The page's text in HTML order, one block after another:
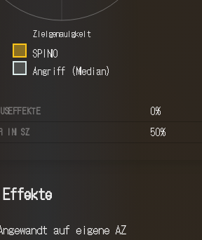
Zielgenauigkeit
SPINO
Angriff (Median)
0%
IN SZ 50%
auf eigene AZ